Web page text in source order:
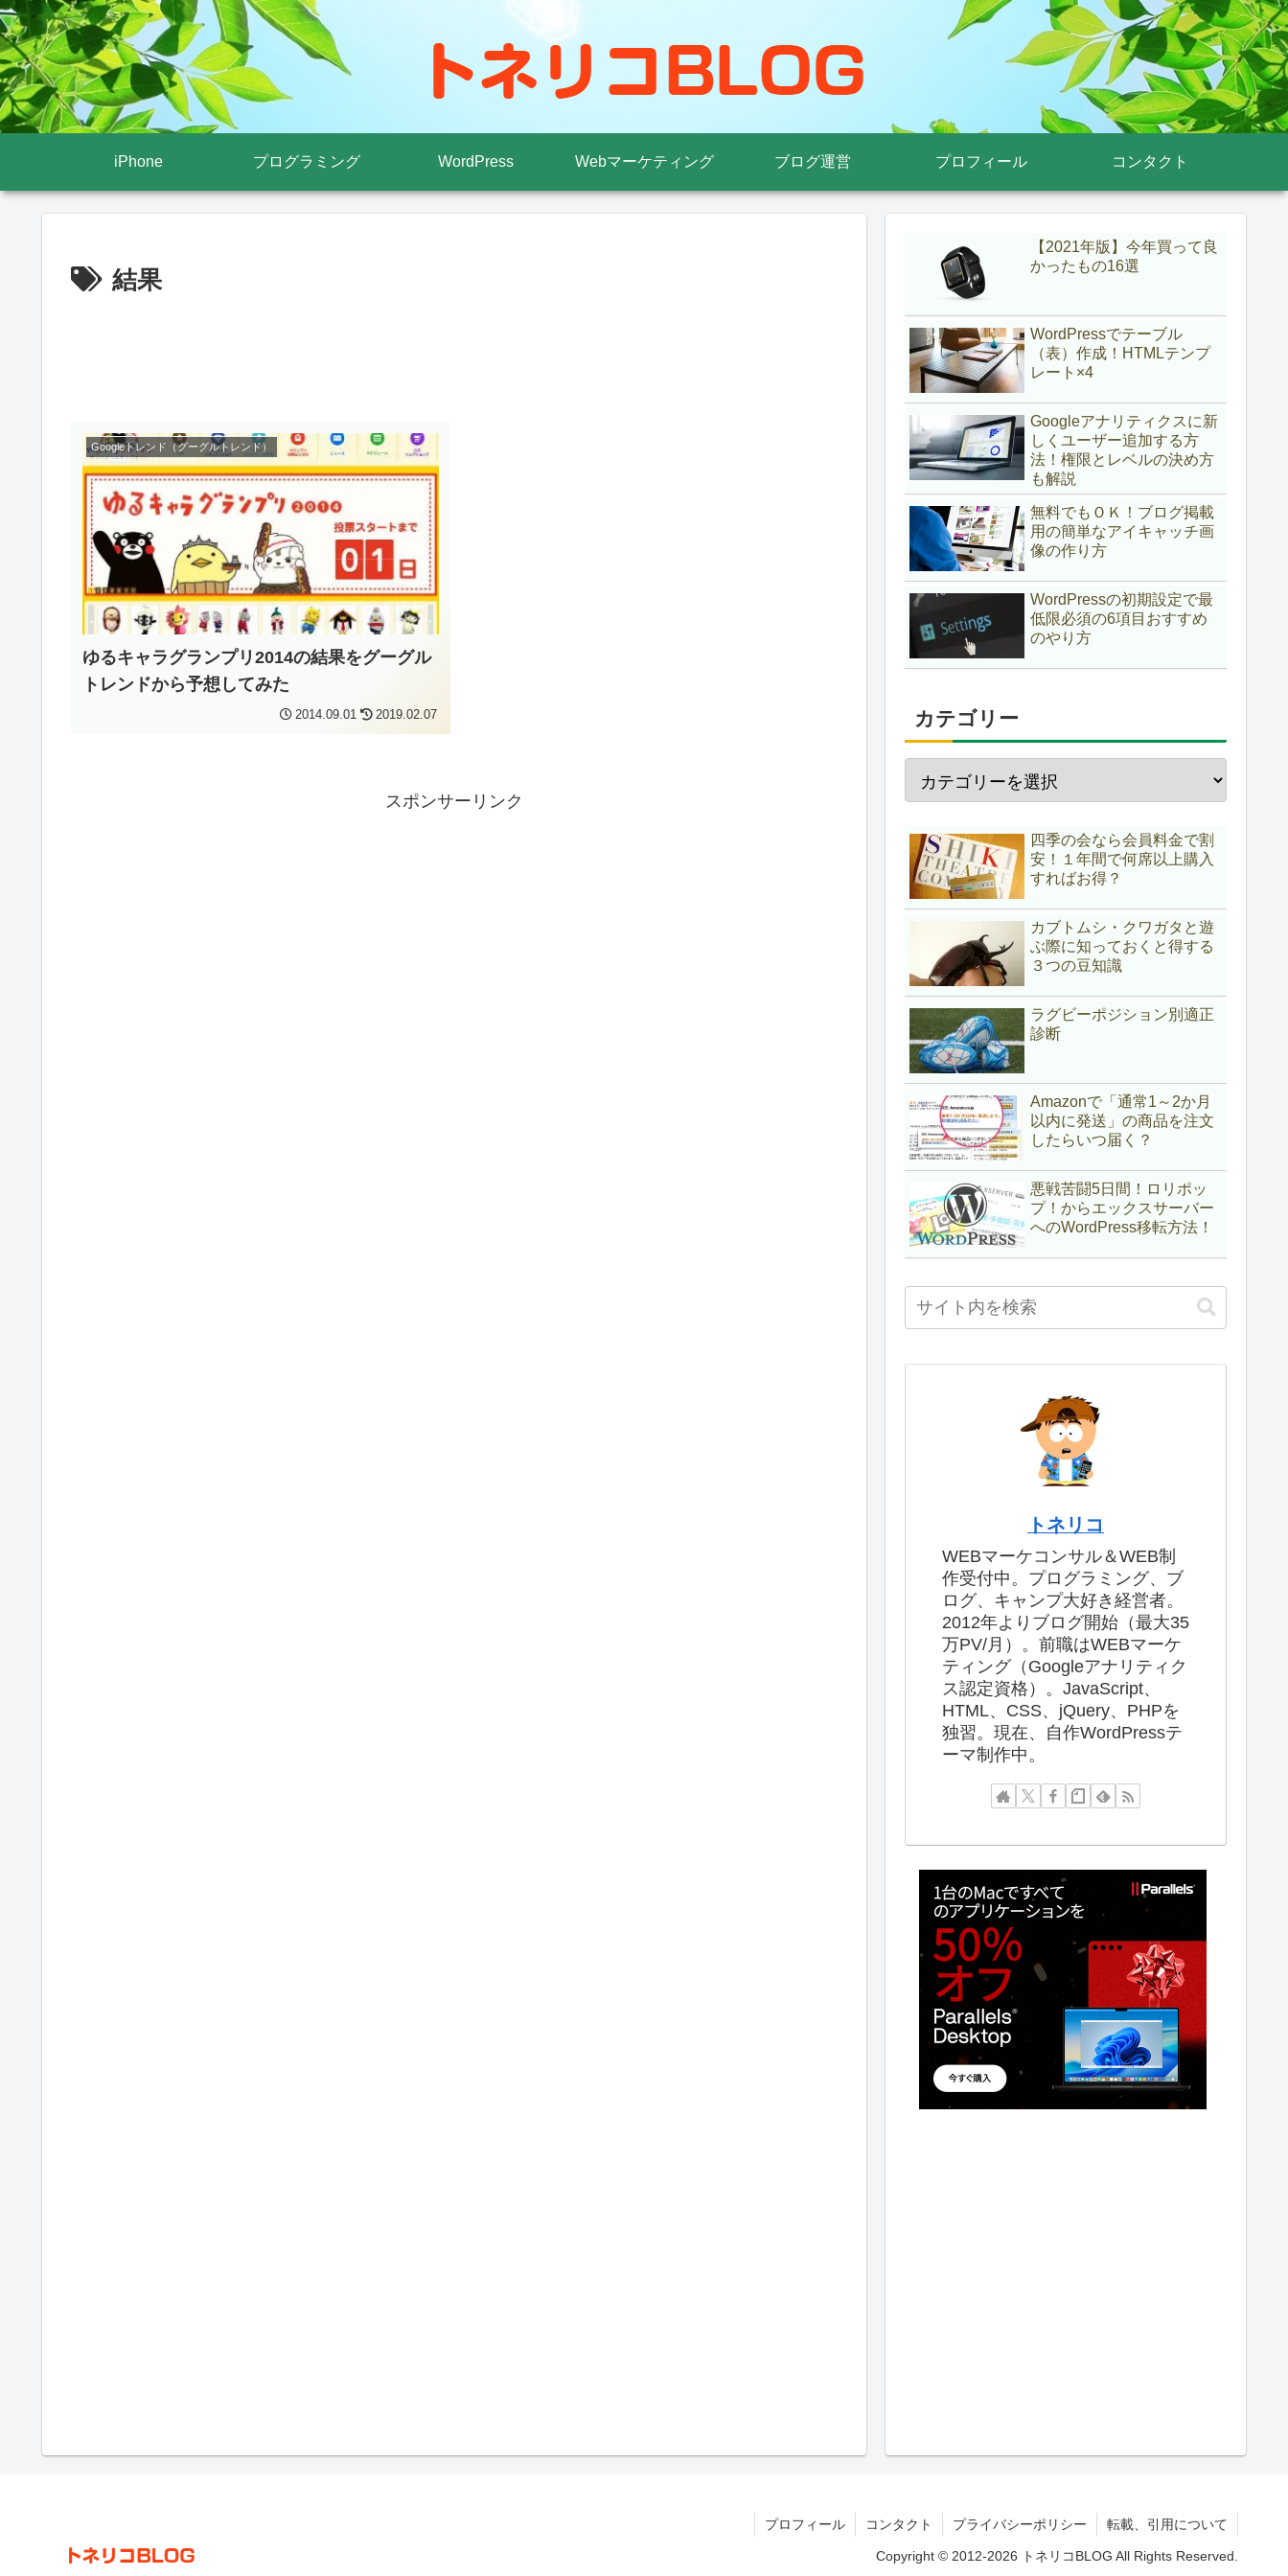
iPhone プログラミング WordPress Webマーケティング ブログ運営 プロフィール コンタクト
結果
Googleトレンド（グーグルトレンド）
ゆるキャラグランプリ2014の結果をグーグル
トレンドから予想してみた
2014.09.01 2019.02.07
スポンサーリンク
【2021年版】今年買って良
かったもの16選
WordPressでテーブル
（表）作成！HTMLテンプ
レート×4
Googleアナリティクスに新
しくユーザー追加する方
法！権限とレベルの決め方
も解説
無料でもＯＫ！ブログ掲載
用の簡単なアイキャッチ画
像の作り方
WordPressの初期設定で最
低限必須の6項目おすすめ
のやり方
カテゴリー
四季の会なら会員料金で割
安！１年間で何席以上購入
すればお得？
カブトムシ・クワガタと遊
ぶ際に知っておくと得する
３つの豆知識
ラグビーポジション別適正
診断
Amazonで「通常1～2か月
以内に発送」の商品を注文
したらいつ届く？
悪戦苦闘5日間！ロリポッ
プ！からエックスサーバー
へのWordPress移転方法！
トネリコ
WEBマーケコンサル＆WEB制
作受付中。プログラミング、ブ
ログ、キャンプ大好き経営者。
2012年よりブログ開始（最大35
万PV/月）。前職はWEBマーケ
ティング（Googleアナリティク
ス認定資格）。JavaScript、
HTML、CSS、jQuery、PHPを
独習。現在、自作WordPressテ
ーマ制作中。
プロフィール コンタクト プライバシーポリシー 転載、引用について
Copyright © 2012-2026 トネリコBLOG All Rights Reserved.